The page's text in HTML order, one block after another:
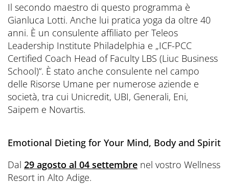
Il secondo maestro di questo programma è
Gianluca Lotti. Anche lui pratica yoga da oltre 40
anni. È un consulente affiliato per Teleos
Leadership Institute Philadelphia e „ICF-PCC
Certified Coach Head of Faculty LBS (Liuc Business
School)“. È stato anche consulente nel campo
delle Risorse Umane per numerose aziende e
società, tra cui Unicredit, UBI, Generali, Eni,
Saipem e Novartis.
Emotional Dieting for Your Mind, Body and Spirit
Dal 29 agosto al 04 settembre nel vostro Wellness
Resort in Alto Adige.